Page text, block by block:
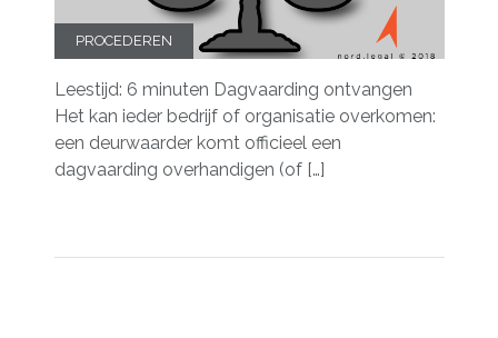
PROCEDEREN
Leestijd: 6 minuten Dagvaarding ontvangen
Het kan ieder bedrijf of organisatie overkomen:
een deurwaarder komt officieel een
dagvaarding overhandigen (of […]